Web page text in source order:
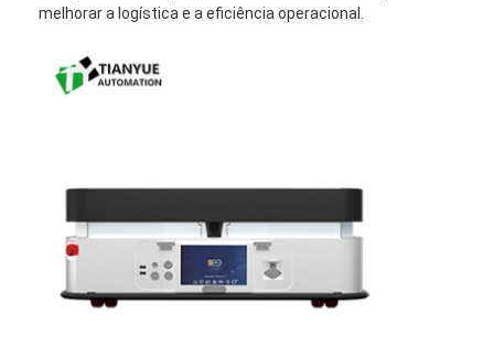
melhorar a logística e a eficiência operacional.